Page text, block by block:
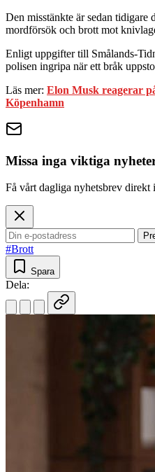
Den misstänkte är sedan tidigare
mordförsök och brott mot
Enligt uppgifter till Smålands-
polisen ingripa när ett bråk
Läs mer: Elon Musk reagerar
Köpenhamn
Missa inga viktiga
Få vårt dagliga nyhetsbrev
#Brott
Spara
Dela: